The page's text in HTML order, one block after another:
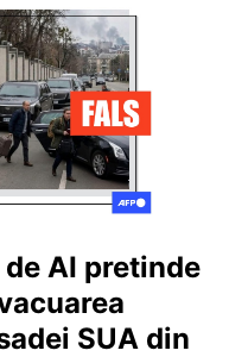
AI pretinde
SUA din